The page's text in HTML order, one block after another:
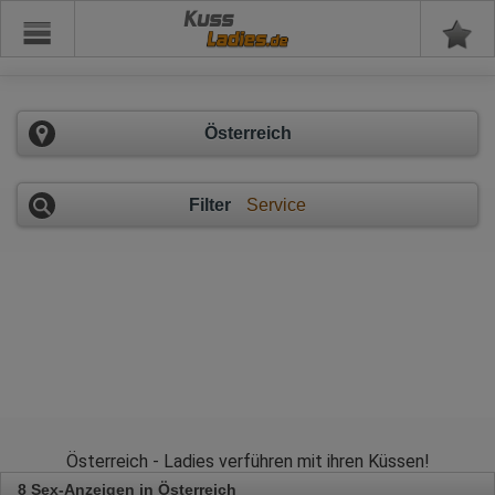
Kuss
Österreich
Filter Service
Österreich - Ladies verführen mit ihren Küssen!
8 Sex-Anzeigen in Österreich